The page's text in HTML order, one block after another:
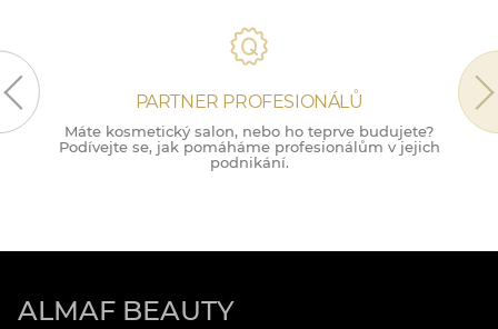
PARTNER PROFESIONÁLŮ
Máte kosmetický salon, nebo ho teprve budujete?
Podívejte se, jak pomáháme profesionálům v jejich
podnikání.
ALMAF BEAUTY